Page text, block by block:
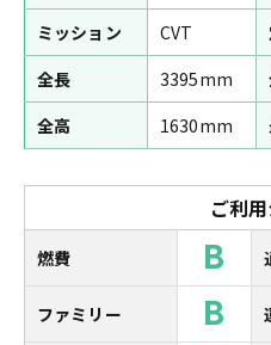
ミッション
CVT
全長
3395mm
全高
1630mm
ご利
燃費 B
ファミリー B